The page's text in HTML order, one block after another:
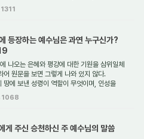
1311
등장하는 예수님은 과연 누구신가?
나오는 은혜와 평강에 대한 기원을 삼위일체
원문을 보면 그렇게 나와 있지 않다.
에 보낸 성령이 역할이 무엇이며, 인성을
1068
주신 승천하신 주 예수님의 말씀